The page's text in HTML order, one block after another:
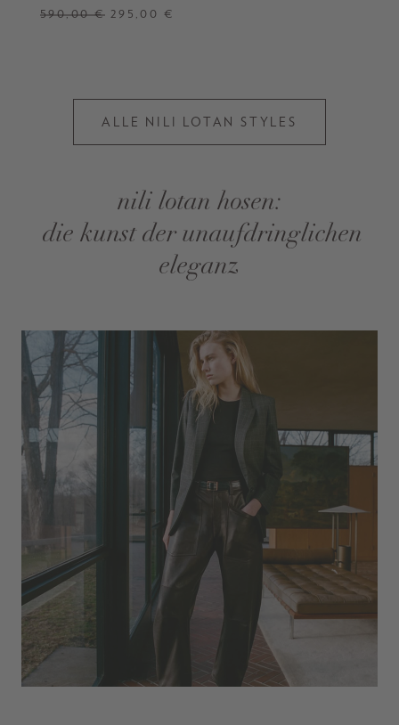
590,00 € 295,00 €
ALLE NILI LOTAN STYLES
nili lotan hosen:
die kunst der unaufdringlichen
eleganz